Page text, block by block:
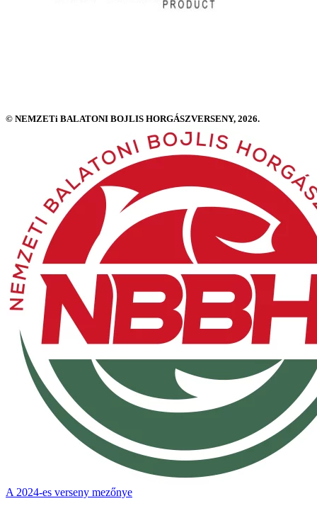
© NEMZETi BALATONI BOJLIS HORGÁSZVERSENY, 2026.
A 2024-es verseny mezőnye